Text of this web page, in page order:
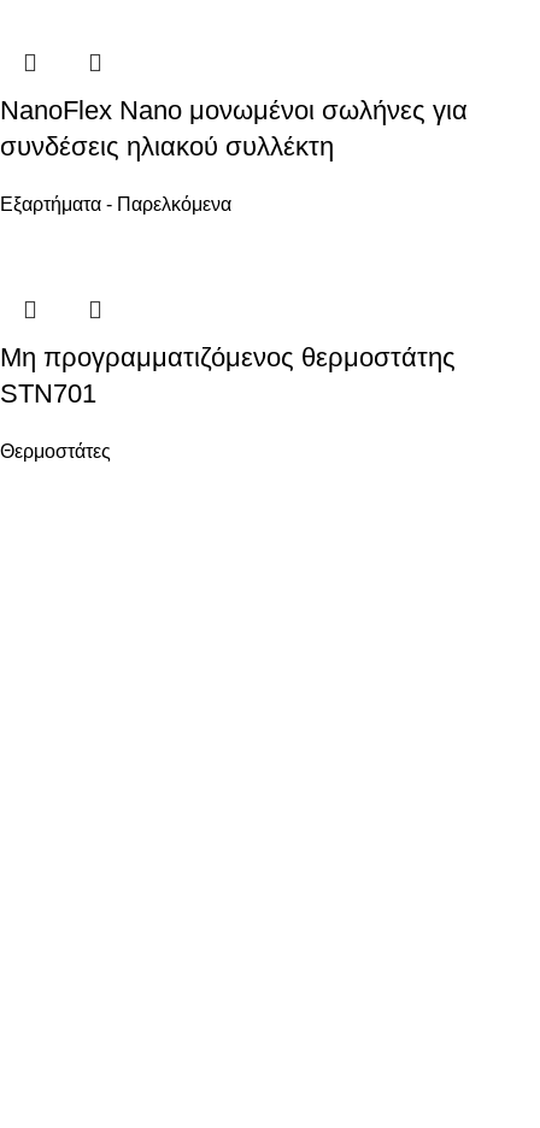
NanoFlex Nano μονωμένοι σωλήνες για
συνδέσεις ηλιακού συλλέκτη
Εξαρτήματα - Παρελκόμενα
Μη προγραμματιζόμενος θερμοστάτης
STN701
Θερμοστάτες